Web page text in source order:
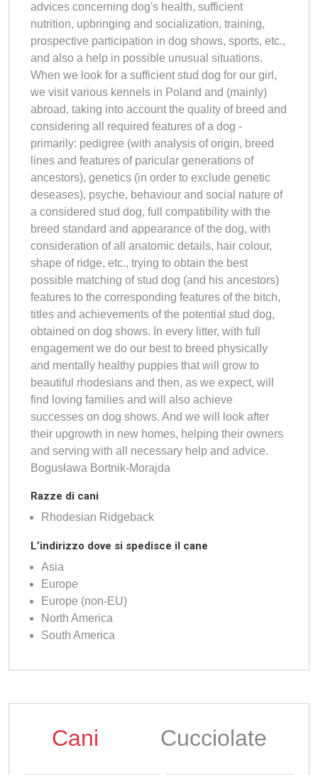
advices concerning dog's health, sufficient
nutrition, upbringing and socialization, training,
prospective participation in dog shows, sports, etc.,
and also a help in possible unusual situations.
When we look for a sufficient stud dog for our girl,
we visit various kennels in Poland and (mainly)
abroad, taking into account the quality of breed and
considering all required features of a dog -
primarily: pedigree (with analysis of origin, breed
lines and features of paricular generations of
ancestors), genetics (in order to exclude genetic
deseases), psyche, behaviour and social nature of
a considered stud dog, full compatibility with the
breed standard and appearance of the dog, with
consideration of all anatomic details, hair colour,
shape of ridge, etc., trying to obtain the best
possible matching of stud dog (and his ancestors)
features to the corresponding features of the bitch,
titles and achievements of the potential stud dog,
obtained on dog shows. In every litter, with full
engagement we do our best to breed physically
and mentally healthy puppies that will grow to
beautiful rhodesians and then, as we expect, will
find loving families and will also achieve
successes on dog shows. And we will look after
their upgrowth in new homes, helping their owners
and serving with all necessary help and advice.
Bogusława Bortnik-Morajda
Razze di cani
Rhodesian Ridgeback
L’indirizzo dove si spedisce il cane
Asia
Europe
Europe (non-EU)
North America
South America
Cani Cucciolate